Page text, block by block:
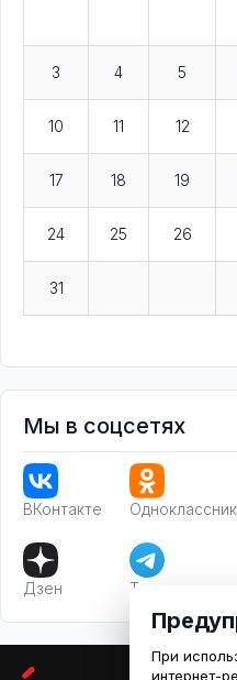
3 4 5
10 11 12
17 18 19
24 25 26
31
Мы в соцсетях
ВКонтакте
Дзен Телеграм
При
интернет-